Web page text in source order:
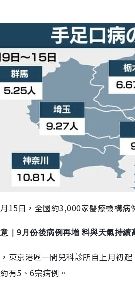
15日，全國約3,000家醫療機構病
｜9月份後病例再增 料與天氣持續
東京港區一間兒科診所自上月初
有5、6宗病例。